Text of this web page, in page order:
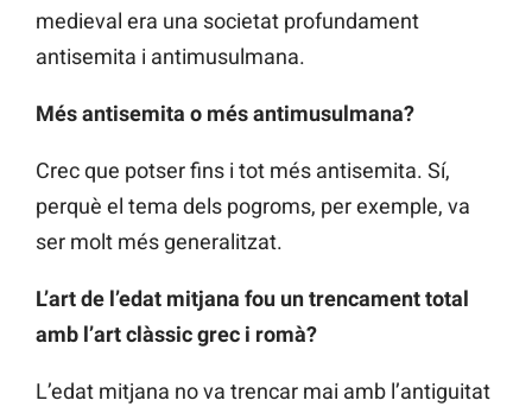
medieval era una societat profundament
antisemita i antimusulmana.
Més antisemita o més antimusulmana?
Crec que potser fins i tot més antisemita. Sí,
perquè el tema dels pogroms, per exemple, va
ser molt més generalitzat.
L’art de l’edat mitjana fou un trencament total
amb l’art clàssic grec i romà?
L’edat mitjana no va trencar mai amb l’antiguitat